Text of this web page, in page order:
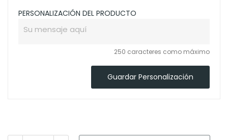
PERSONALIZACIÓN DEL PRODUCTO
250 caracteres como máximo
Guardar Personalización